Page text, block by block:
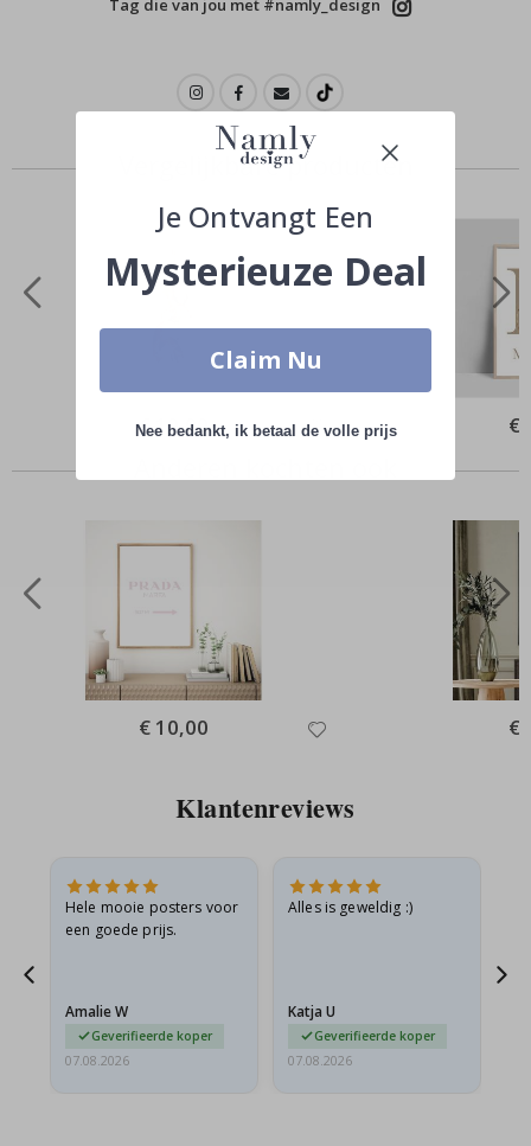
Tag die van jou met #namly_design
Vergelijkbare producten
Special
Price
€ 10,00 €
Special
Price
€ 10,00 €
Klantenreviews
Hele mooie posters voor
een goede prijs.
Amalie W
Geverifieerde koper
07.08.2026
Alles is geweldig :)
Katja U
Geverifieerde koper
07.08.2026
Je Ontvangt Een
Mysterieuze Deal
Claim Nu
Nee bedankt, ik betaal de volle prijs